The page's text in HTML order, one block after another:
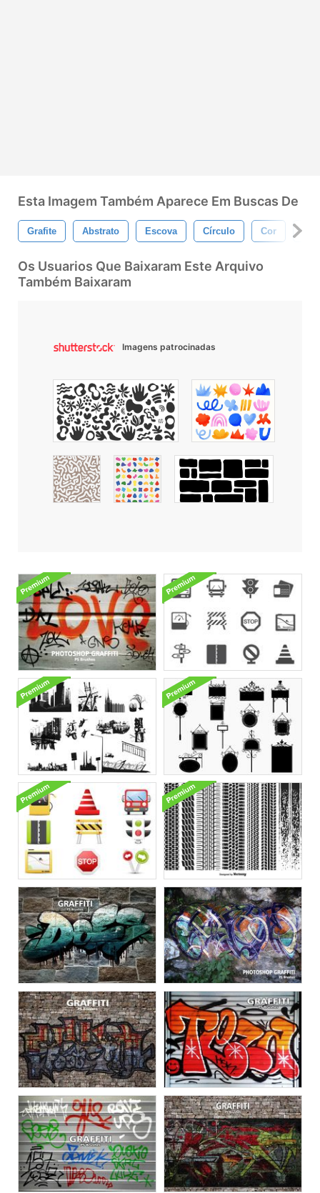
Esta Imagem Também Aparece Em Buscas De
Grafite Abstrato Escova Círculo Cor
Os Usuarios Que Baixaram Este Arquivo
Também Baixaram
Imagens patrocinadas